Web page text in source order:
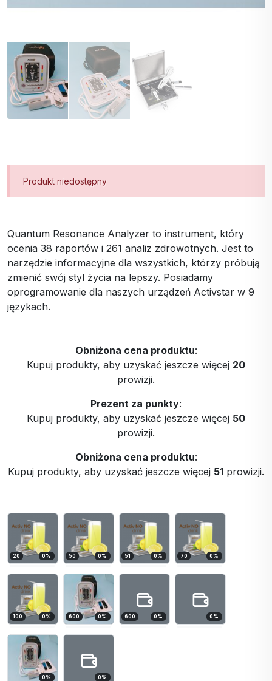
Produkt niedostępny
Quantum Resonance Analyzer to instrument, który
ocenia 38 raportów i 261 analiz zdrowotnych. Jest to
narzędzie informacyjne dla wszystkich, którzy próbują
zmienić swój styl życia na lepszy. Posiadamy
oprogramowanie dla naszych urządzeń Activstar w 9
językach.
Obniżona cena produktu:
Kupuj produkty, aby uzyskać jeszcze więcej 20
prowizji.
Prezent za punkty:
Kupuj produkty, aby uzyskać jeszcze więcej 50
prowizji.
Obniżona cena produktu:
Kupuj produkty, aby uzyskać jeszcze więcej 51 prowizji.
20 0% 50 0% 51 0% 70 0%
100 0% 600 0% 600 0% 0%
0% 0%